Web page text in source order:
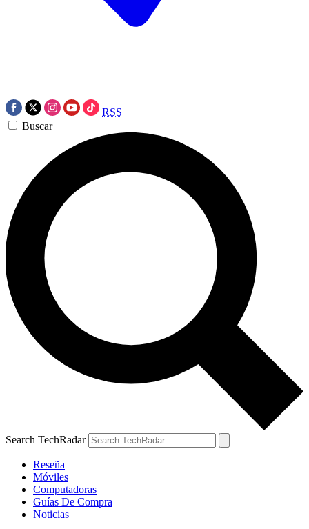
RSS
Buscar
Search TechRadar
Reseña
Móviles
Computadoras
Guías De Compra
Noticias